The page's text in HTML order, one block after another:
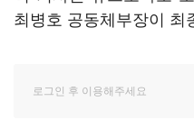
최병호 공동체부장이 최